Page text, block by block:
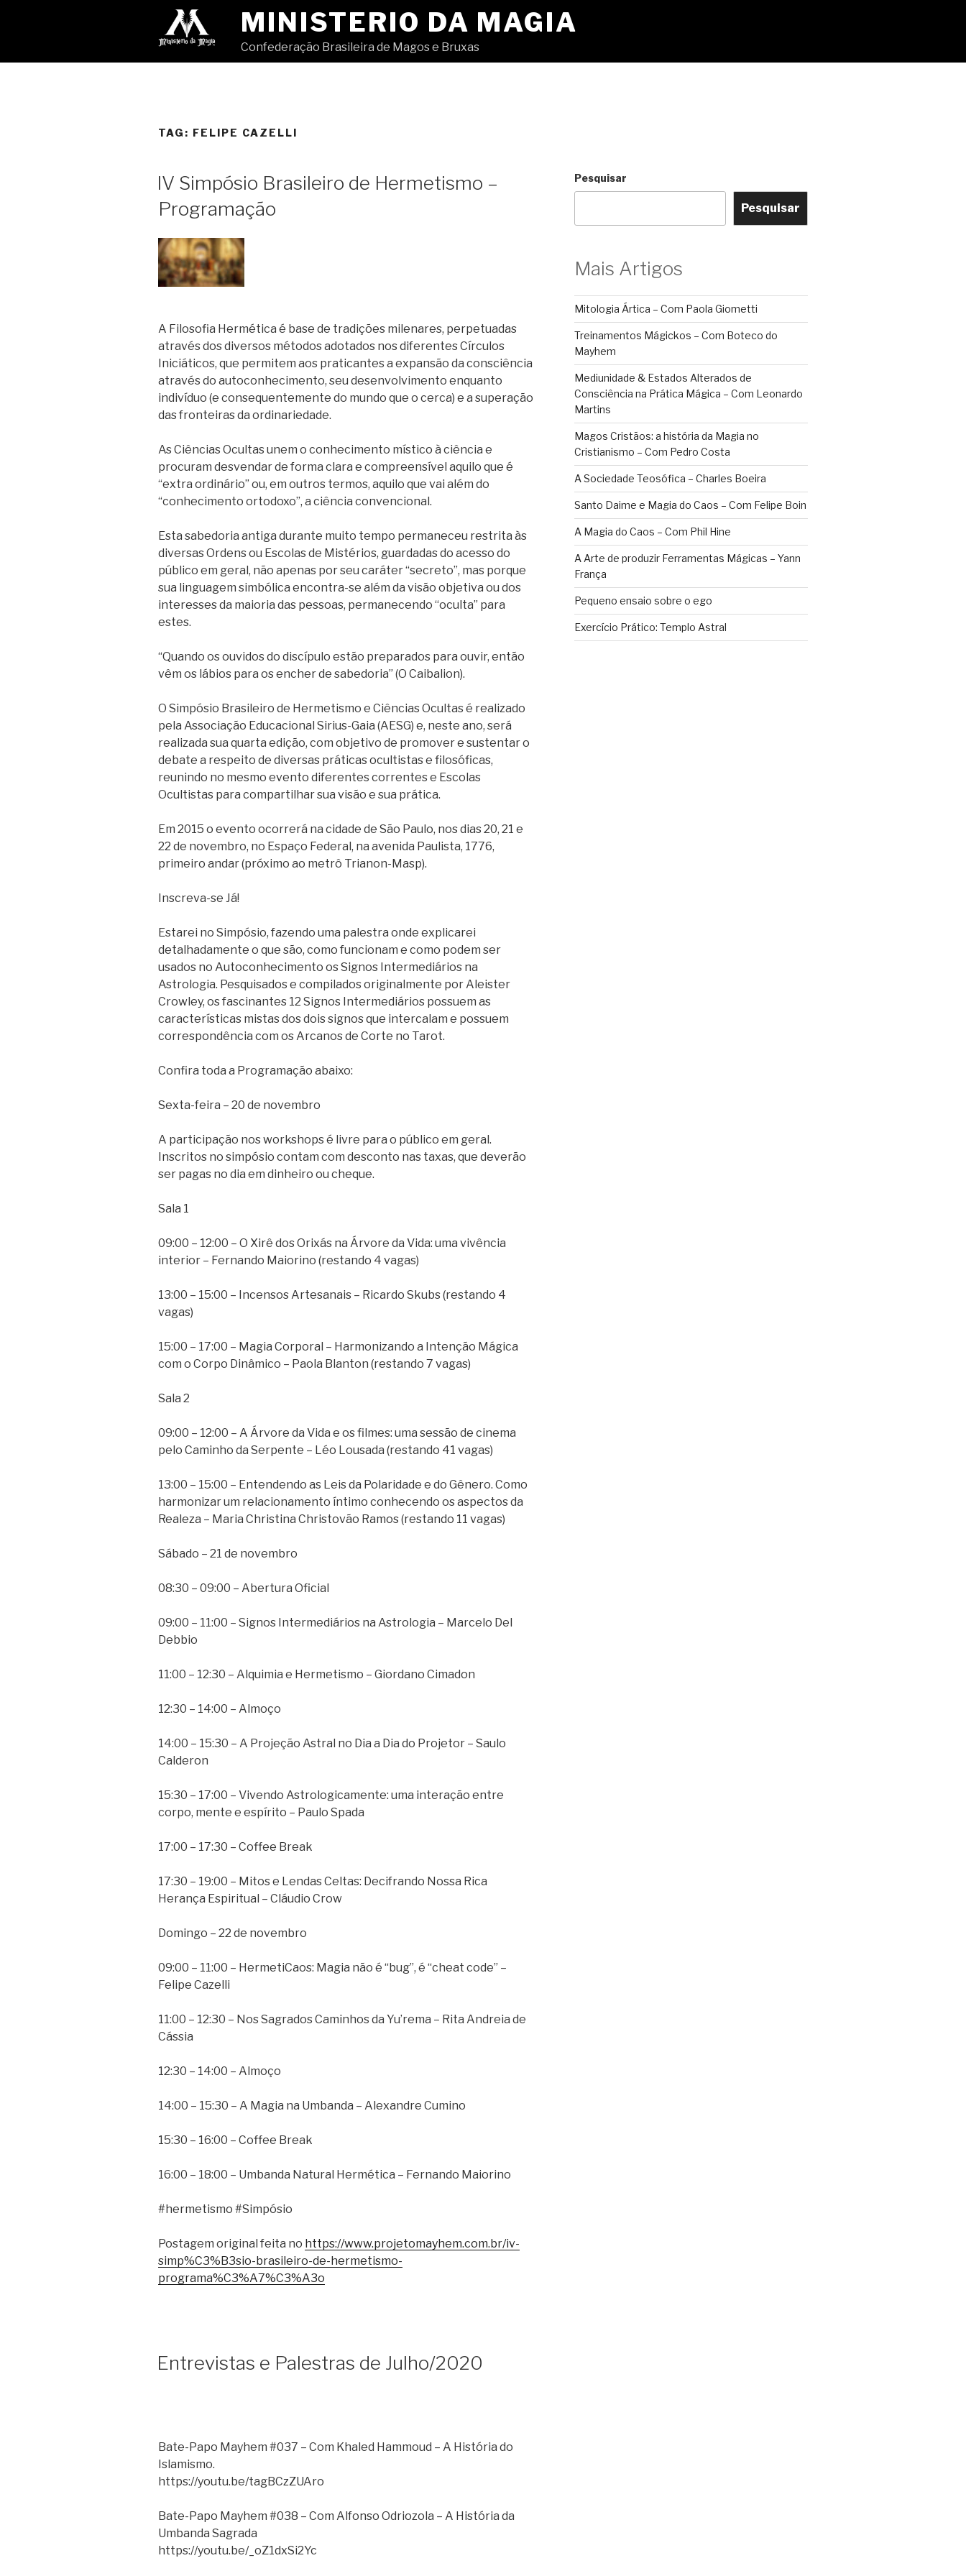
conteúdo
MINISTERIO DA MAGIA
Confederação Brasileira de Magos e Bruxas
TAG: FELIPE CAZELLI
IV Simpósio Brasileiro de Hermetismo –
Programação
A Filosofia Hermética é base de tradições milenares, perpetuadas
através dos diversos métodos adotados nos diferentes Círculos
Iniciáticos, que permitem aos praticantes a expansão da consciência
através do autoconhecimento, seu desenvolvimento enquanto
indivíduo (e consequentemente do mundo que o cerca) e a superação
das fronteiras da ordinariedade.
As Ciências Ocultas unem o conhecimento místico à ciência e
procuram desvendar de forma clara e compreensível aquilo que é
“extra ordinário” ou, em outros termos, aquilo que vai além do
“conhecimento ortodoxo”, a ciência convencional.
Esta sabedoria antiga durante muito tempo permaneceu restrita às
diversas Ordens ou Escolas de Mistérios, guardadas do acesso do
público em geral, não apenas por seu caráter “secreto”, mas porque
sua linguagem simbólica encontra-se além da visão objetiva ou dos
interesses da maioria das pessoas, permanecendo “oculta” para
estes.
“Quando os ouvidos do discípulo estão preparados para ouvir, então
vêm os lábios para os encher de sabedoria” (O Caibalion).
O Simpósio Brasileiro de Hermetismo e Ciências Ocultas é realizado
pela Associação Educacional Sirius-Gaia (AESG) e, neste ano, será
realizada sua quarta edição, com objetivo de promover e sustentar o
debate a respeito de diversas práticas ocultistas e filosóficas,
reunindo no mesmo evento diferentes correntes e Escolas
Ocultistas para compartilhar sua visão e sua prática.
Em 2015 o evento ocorrerá na cidade de São Paulo, nos dias 20, 21 e
22 de novembro, no Espaço Federal, na avenida Paulista, 1776,
primeiro andar (próximo ao metrô Trianon-Masp).
Inscreva-se Já!
Estarei no Simpósio, fazendo uma palestra onde explicarei
detalhadamente o que são, como funcionam e como podem ser
usados no Autoconhecimento os Signos Intermediários na
Astrologia. Pesquisados e compilados originalmente por Aleister
Crowley, os fascinantes 12 Signos Intermediários possuem as
características mistas dos dois signos que intercalam e possuem
correspondência com os Arcanos de Corte no Tarot.
Confira toda a Programação abaixo:
Sexta-feira – 20 de novembro
A participação nos workshops é livre para o público em geral.
Inscritos no simpósio contam com desconto nas taxas, que deverão
ser pagas no dia em dinheiro ou cheque.
Sala 1
09:00 – 12:00 – O Xirê dos Orixás na Árvore da Vida: uma vivência
interior – Fernando Maiorino (restando 4 vagas)
13:00 – 15:00 – Incensos Artesanais – Ricardo Skubs (restando 4
vagas)
15:00 – 17:00 – Magia Corporal – Harmonizando a Intenção Mágica
com o Corpo Dinâmico – Paola Blanton (restando 7 vagas)
Sala 2
09:00 – 12:00 – A Árvore da Vida e os filmes: uma sessão de cinema
pelo Caminho da Serpente – Léo Lousada (restando 41 vagas)
13:00 – 15:00 – Entendendo as Leis da Polaridade e do Gênero. Como
harmonizar um relacionamento íntimo conhecendo os aspectos da
Realeza – Maria Christina Christovão Ramos (restando 11 vagas)
Sábado – 21 de novembro
08:30 – 09:00 – Abertura Oficial
09:00 – 11:00 – Signos Intermediários na Astrologia – Marcelo Del
Debbio
11:00 – 12:30 – Alquimia e Hermetismo – Giordano Cimadon
12:30 – 14:00 – Almoço
14:00 – 15:30 – A Projeção Astral no Dia a Dia do Projetor – Saulo
Calderon
15:30 – 17:00 – Vivendo Astrologicamente: uma interação entre
corpo, mente e espírito – Paulo Spada
17:00 – 17:30 – Coffee Break
17:30 – 19:00 – Mitos e Lendas Celtas: Decifrando Nossa Rica
Herança Espiritual – Cláudio Crow
Domingo – 22 de novembro
09:00 – 11:00 – HermetiCaos: Magia não é “bug”, é “cheat code” –
Felipe Cazelli
11:00 – 12:30 – Nos Sagrados Caminhos da Yu’rema – Rita Andreia de
Cássia
12:30 – 14:00 – Almoço
14:00 – 15:30 – A Magia na Umbanda – Alexandre Cumino
15:30 – 16:00 – Coffee Break
16:00 – 18:00 – Umbanda Natural Hermética – Fernando Maiorino
#hermetismo #Simpósio
Postagem original feita no https://www.projetomayhem.com.br/iv-
simp%C3%B3sio-brasileiro-de-hermetismo-
programa%C3%A7%C3%A3o
Entrevistas e Palestras de Julho/2020
Bate-Papo Mayhem #037 – Com Khaled Hammoud – A História do
Islamismo.
https://youtu.be/tagBCzZUAro
Bate-Papo Mayhem #038 – Com Alfonso Odriozola – A História da
Umbanda Sagrada
https://youtu.be/_oZ1dxSi2Yc
Pesquisar
Pesquisar
Mais Artigos
Mitologia Ártica – Com Paola Giometti
Treinamentos Mágickos – Com Boteco do
Mayhem
Mediunidade & Estados Alterados de
Consciência na Prática Mágica – Com Leonardo
Martins
Magos Cristãos: a história da Magia no
Cristianismo – Com Pedro Costa
A Sociedade Teosófica – Charles Boeira
Santo Daime e Magia do Caos – Com Felipe Boin
A Magia do Caos – Com Phil Hine
A Arte de produzir Ferramentas Mágicas – Yann
França
Pequeno ensaio sobre o ego
Exercício Prático: Templo Astral